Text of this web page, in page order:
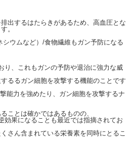
出するはたらきがあるため、高血圧とな
。
ウムなど）/食物繊維もガン予防になる
り、これもガンの予防や退治に強力な威
るるガン細胞を攻撃する機能のことです
能力を強めたり、ガン細胞を攻撃するナ
ことは確かではあるものの、
効果になることも最近では指摘されてお
さん含まれている栄養素を同時にとるこ